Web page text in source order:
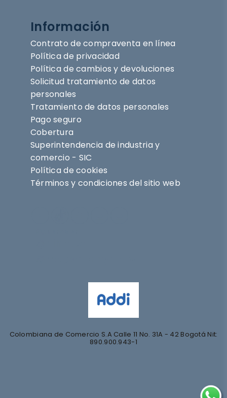
Información
Contrato de compraventa en línea
Política de privacidad
Política de cambios y devoluciones
Solicitud tratamiento de datos
personales
Tratamiento de datos personales
Pago seguro
Cobertura
Superintendencia de industria y
comercio - SIC
Política de cookies
Términos y condiciones del sitio web
Colombiana de Comercio S.A Calle 11 No. 31A - 42 Bogotá Nit:
890.900.943-1